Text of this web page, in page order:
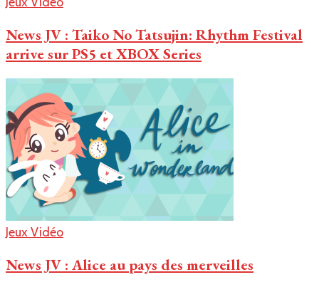
News JV : Taiko No Tatsujin: Rhythm Festival
arrive sur PS5 et XBOX Series
Jeux Vidéo
News JV : Alice au pays des merveilles